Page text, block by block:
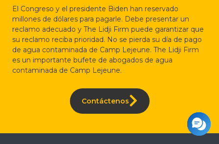
El Congreso y el presidente Biden han reservado
millones de dólares para pagarle. Debe presentar un
reclamo adecuado y The Lidji Firm puede garantizar que
su reclamo reciba prioridad. No se pierda su día de pago
de agua contaminada de Camp Lejeune. The Lidji Firm
es un importante bufete de abogados de agua
contaminada de Camp Lejeune.
Contáctenos